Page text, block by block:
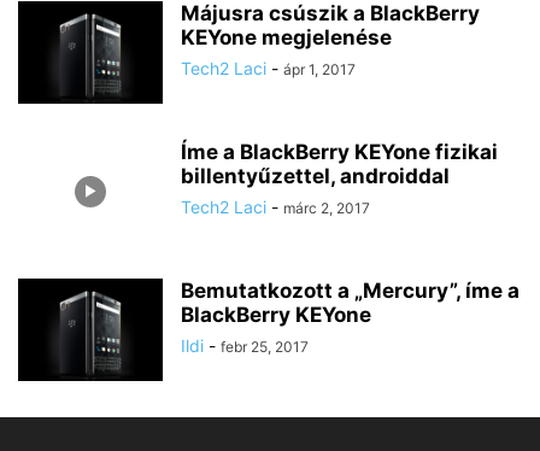
Májusra csúszik a BlackBerry
KEYone megjelenése
Tech2 Laci - ápr 1, 2017
Íme a BlackBerry KEYone fizikai
billentyűzettel, androiddal
Tech2 Laci - márc 2, 2017
Bemutatkozott a „Mercury”, íme a
BlackBerry KEYone
Ildi - febr 25, 2017